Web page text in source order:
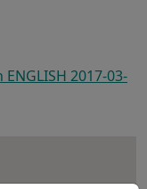
2017-03-